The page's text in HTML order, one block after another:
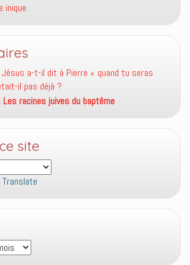
inique
Jésus a-t-il dit à Pierre « quand tu seras
il pas déjà ?
Les racines juives du baptême
site
Translate